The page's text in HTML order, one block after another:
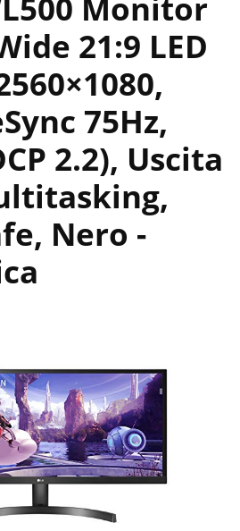
21:9 LED
75Hz,
2.2), Uscita
Nero -